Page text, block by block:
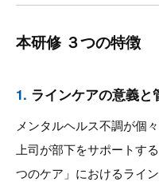
本研修 ３つの特徴
1. ラインケアの意義と
メンタルヘルス不調が個
上司が部下をサポートす
つのケア」におけるライ